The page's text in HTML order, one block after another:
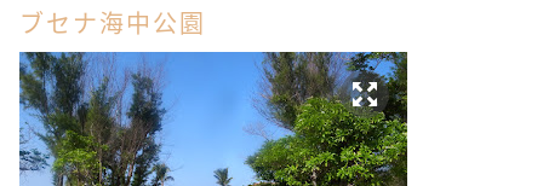
ブセナ海中公園